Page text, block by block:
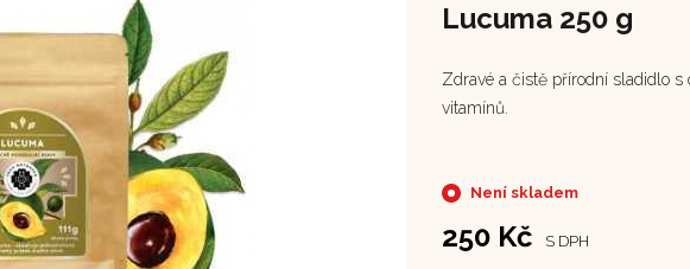
Lucuma 250 g
Zdravé a čistě přírodní sladidlo
vitamínů.
Není skladem
250 Kč S DPH